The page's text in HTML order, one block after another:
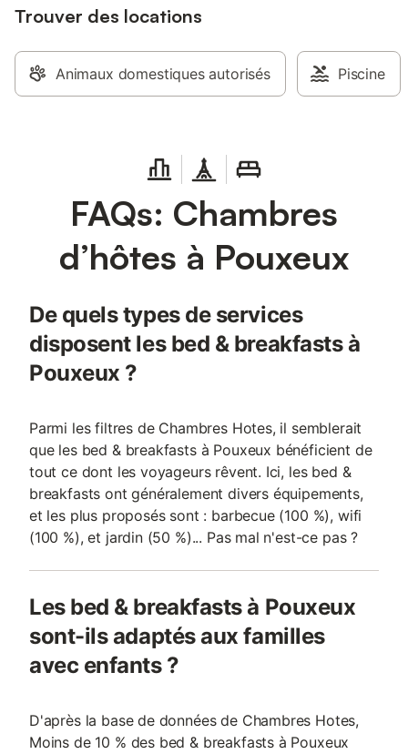
Trouver des locations
Animaux domestiques autorisés Piscine
FAQs: Chambres
d’hôtes à Pouxeux
De quels types de services
disposent les bed & breakfasts à
Pouxeux ?
Parmi les filtres de Chambres Hotes, il semblerait
que les bed & breakfasts à Pouxeux bénéficient de
tout ce dont les voyageurs rêvent. Ici, les bed &
breakfasts ont généralement divers équipements,
et les plus proposés sont : barbecue (100 %), wifi
(100 %), et jardin (50 %)... Pas mal n'est-ce pas ?
Les bed & breakfasts à Pouxeux
sont-ils adaptés aux familles
avec enfants ?
D'après la base de données de Chambres Hotes,
Moins de 10 % des bed & breakfasts à Pouxeux